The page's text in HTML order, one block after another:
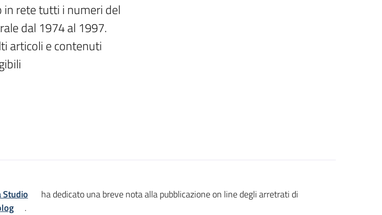
in rete tutti i numeri del
dal 1974 al 1997.
articoli e contenuti
Studio
ha dedicato una breve nota alla pubblicazione on line degli arretrati di
.